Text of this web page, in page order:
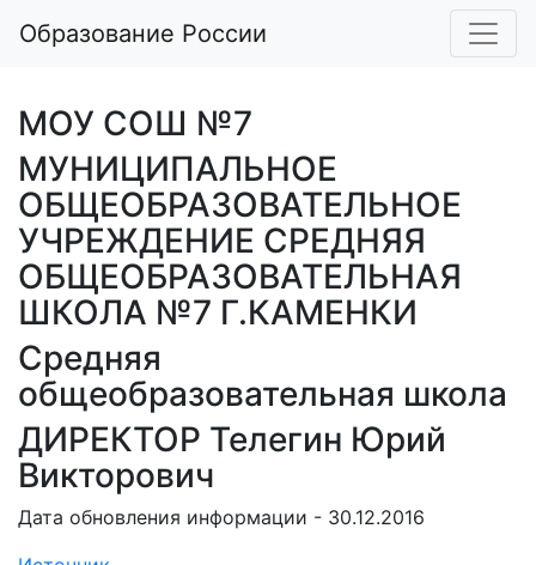
Образование России
МОУ СОШ №7
МУНИЦИПАЛЬНОЕ
ОБЩЕОБРАЗОВАТЕЛЬНОЕ
УЧРЕЖДЕНИЕ СРЕДНЯЯ
ОБЩЕОБРАЗОВАТЕЛЬНАЯ
ШКОЛА №7 Г.КАМЕНКИ
Средняя
общеобразовательная школа
ДИРЕКТОР Телегин Юрий
Викторович
Дата обновления информации - 30.12.2016